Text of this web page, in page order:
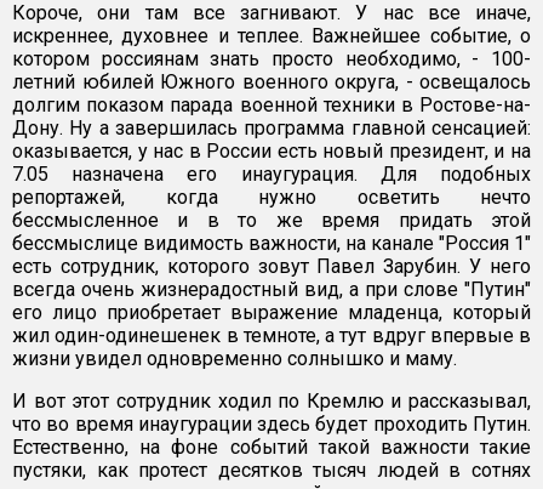
Короче, они там все загнивают. У нас все иначе,
искреннее, духовнее и теплее. Важнейшее событие, о
котором россиянам знать просто необходимо, - 100-
летний юбилей Южного военного округа, - освещалось
долгим показом парада военной техники в Ростове-на-
Дону. Ну а завершилась программа главной сенсацией:
оказывается, у нас в России есть новый президент, и на
7.05 назначена его инаугурация. Для подобных
репортажей, когда нужно осветить нечто
бессмысленное и в то же время придать этой
бессмыслице видимость важности, на канале "Россия 1"
есть сотрудник, которого зовут Павел Зарубин. У него
всегда очень жизнерадостный вид, а при слове "Путин"
его лицо приобретает выражение младенца, который
жил один-одинешенек в темноте, а тут вдруг впервые в
жизни увидел одновременно солнышко и маму.
И вот этот сотрудник ходил по Кремлю и рассказывал,
что во время инаугурации здесь будет проходить Путин.
Естественно, на фоне событий такой важности такие
пустяки, как протест десятков тысяч людей в сотнях